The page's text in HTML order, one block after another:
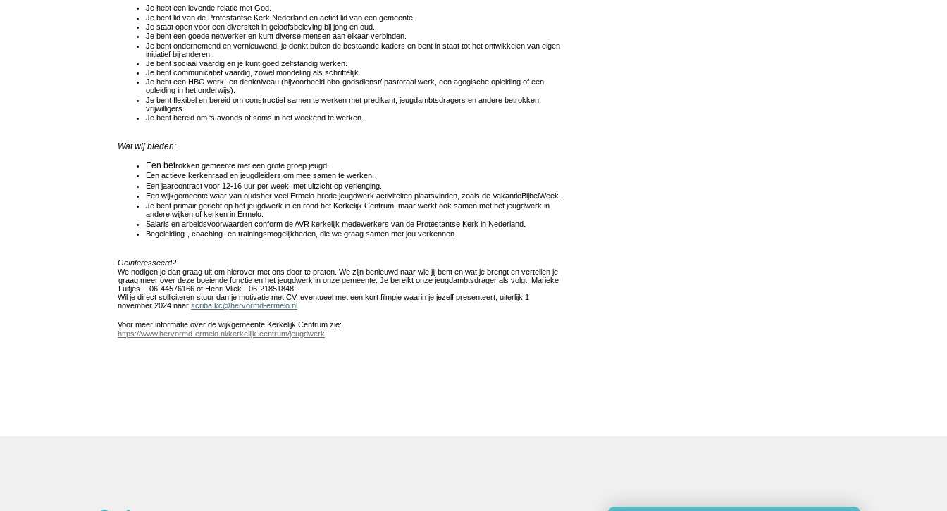
Je hebt een levende relatie met God.
Je bent lid van de Protestantse Kerk Nederland en actief lid van een gemeente.
Je staat open voor een diversiteit in geloofsbeleving bij jong en oud.
Je bent een goede netwerker en kunt diverse mensen aan elkaar verbinden.
Je bent ondernemend en vernieuwend, je denkt buiten de bestaande kaders en bent in staat tot het ontwikkelen van eigen
initiatief bij anderen.
Je bent sociaal vaardig en je kunt goed zelfstandig werken.
Je bent communicatief vaardig, zowel mondeling als schriftelijk.
Je hebt een HBO werk- en denkniveau (bijvoorbeeld hbo-godsdienst/ pastoraal werk, een agogische opleiding of een
opleiding in het onderwijs).
Je bent flexibel en bereid om constructief samen te werken met predikant, jeugdambtsdragers en andere betrokken
vrijwilligers.
Je bent bereid om ‘s avonds of soms in het weekend te werken.
Wat wij bieden:
Een betrokken gemeente met een grote groep jeugd.
Een actieve kerkenraad en jeugdleiders om mee samen te werken.
Een jaarcontract voor 12-16 uur per week, met uitzicht op verlenging.
Een wijkgemeente waar van oudsher veel Ermelo-brede jeugdwerk activiteiten plaatsvinden, zoals de VakantieBijbelWeek.
Je bent primair gericht op het jeugdwerk in en rond het Kerkelijk Centrum, maar werkt ook samen met het jeugdwerk in
andere wijken of kerken in Ermelo.
Salaris en arbeidsvoorwaarden conform de AVR kerkelijk medewerkers van de Protestantse Kerk in Nederland.
Begeleiding-, coaching- en trainingsmogelijkheden, die we graag samen met jou verkennen.
Geïnteresseerd?
We nodigen je dan graag uit om hierover met ons door te praten. We zijn benieuwd naar wie jij bent en wat je brengt en vertellen je
graag meer over deze boeiende functie en het jeugdwerk in onze gemeente. Je bereikt onze jeugdambtsdrager als volgt: Marieke
Luitjes - 06-44576166 of Henri Vliek - 06-21851848.
Wil je direct solliciteren stuur dan je motivatie met CV, eventueel met een kort filmpje waarin je jezelf presenteert, uiterlijk 1
november 2024 naar scriba.kc@hervormd-ermelo.nl
Voor meer informatie over de wijkgemeente Kerkelijk Centrum zie:
https://www.hervormd-ermelo.nl/kerkelijk-centrum/jeugdwerk